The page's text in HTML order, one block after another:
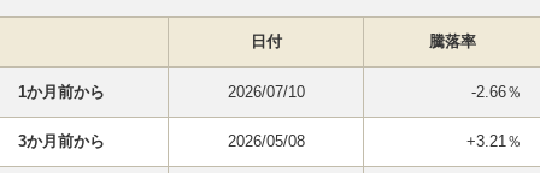
日付 騰落率
1か月前から 2026/07/10 -2.66％
3か月前から 2026/05/08 +3.21％